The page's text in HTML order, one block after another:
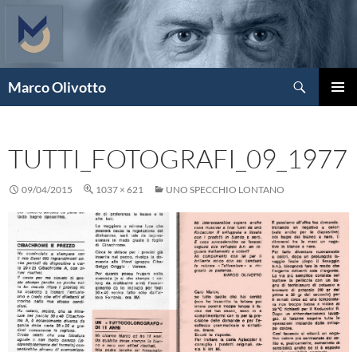
contenuto
Marco Olivotto
TUTTI_FOTOGRAFI_09_1977
09/04/2015 1037 × 621 UNO SPECCHIO LONTANO